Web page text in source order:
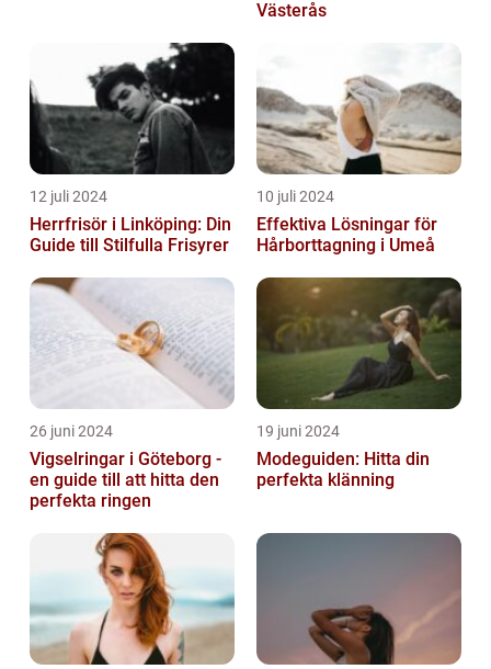
Västerås
12 juli 2024
Herrfrisör i Linköping: Din
Guide till Stilfulla Frisyrer
10 juli 2024
Effektiva Lösningar för
Hårborttagning i Umeå
26 juni 2024
Vigselringar i Göteborg -
en guide till att hitta den
perfekta ringen
19 juni 2024
Modeguiden: Hitta din
perfekta klänning